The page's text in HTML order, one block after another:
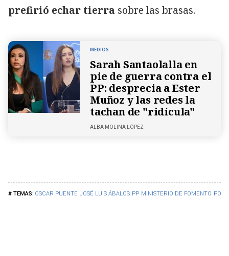
ÓSCAR PUENTE JOSÉ LUIS ÁBALOS PP MINISTERIO DE FOMENTO
prefirió echar tierra sobre las brasas.
MEDIOS
Sarah Santaolalla en
pie de guerra contra el
PP: desprecia a Ester
Muñoz y las redes la
tachan de "ridícula"
ALBA MOLINA LÓPEZ